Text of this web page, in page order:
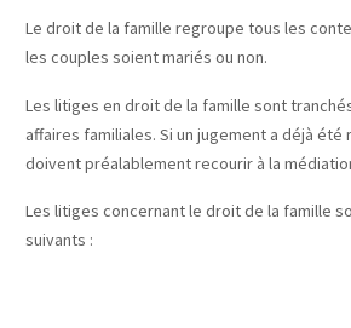
Le droit de la famille regroupe tous les
les couples soient mariés ou non.
Les litiges en droit de la famille sont
affaires familiales. Si un jugement a déjà été
doivent préalablement recourir à la
Les litiges concernant le droit de la famille
suivants :